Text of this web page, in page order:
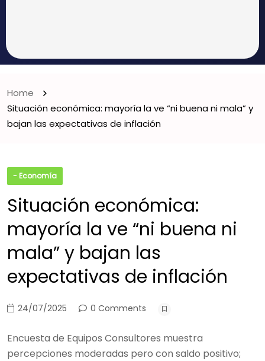
Home
Situación económica: mayoría la ve “ni buena ni mala” y
bajan las expectativas de inflación
- Economía
Situación económica:
mayoría la ve “ni buena ni
mala” y bajan las
expectativas de inflación
24/07/2025 0 Comments
Encuesta de Equipos Consultores muestra
percepciones moderadas pero con saldo positivo;